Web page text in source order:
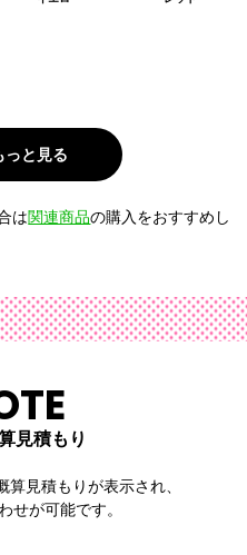
は関連商品の購入をおすすめし
見積もり
見積もりが表示され、
せが可能です。